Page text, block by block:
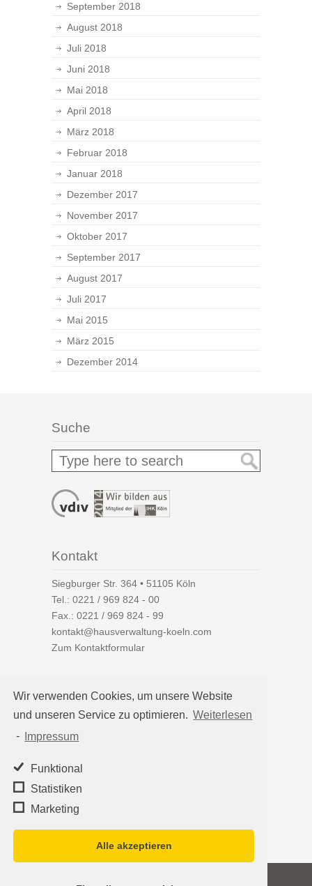
Wir verwenden Cookies, um unsere Website
und unseren Service zu optimieren. Weiterlesen
-
Impressum
Funktional
Statistiken
Marketing
Alle akzeptieren
September 2018
August 2018
Juli 2018
Juni 2018
Mai 2018
April 2018
März 2018
Februar 2018
Januar 2018
Dezember 2017
November 2017
Oktober 2017
September 2017
August 2017
Juli 2017
Mai 2015
März 2015
Dezember 2014
Suche
Kontakt
Siegburger Str. 364 • 51105 Köln
Tel.: 0221 / 969 824 - 00
Fax.: 0221 / 969 824 - 99
kontakt@hausverwaltung-koeln.com
Zum Kontaktformular
Auf einen Blick
Hausverwaltung Köln
Immobilienverwaltung Köln
WEG-Verwaltung
Mietverwaltung
Team